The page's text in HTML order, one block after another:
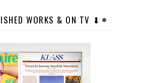
WORKS & ON TV ⬇︎